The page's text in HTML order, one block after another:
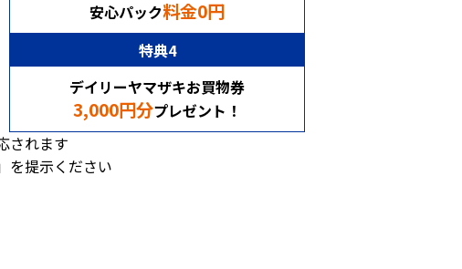
安心パック料金0円
特典4
デイリーヤマザキお買物券
3,000円分プレゼント！
されます
を提示ください